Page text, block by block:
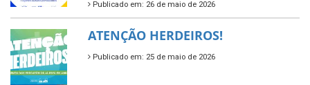
Publicado em: 26 de maio de 2026
ATENÇÃO HERDEIROS!
Publicado em: 25 de maio de 2026